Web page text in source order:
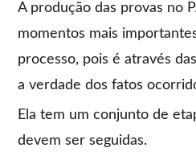
A produção das provas no
momentos mais
processo, pois é através
a verdade dos fatos
Ela tem um conjunto de
devem ser seguidas.